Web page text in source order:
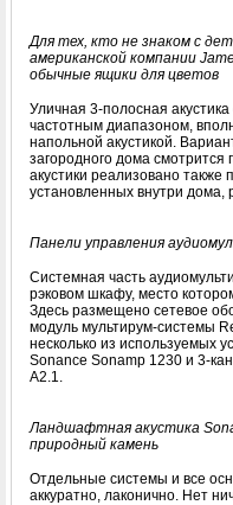
Для тех, кто не знаком с
американской компании
обычные ящики для цветов
Уличная 3-полосная
частотным диапазоном,
напольной акустикой.
загородного дома
акустики реализовано
установленных внутри
Панели управления
Системная часть
рэковом шкафу, место
Здесь размещено сетевое
модуль мультирум-системы
несколько из используемых
Sonance Sonamp 1230 и 3-
A2.1.
Ландшафтная акустика
природный камень
Отдельные системы и все
аккуратно, лаконично. Нет